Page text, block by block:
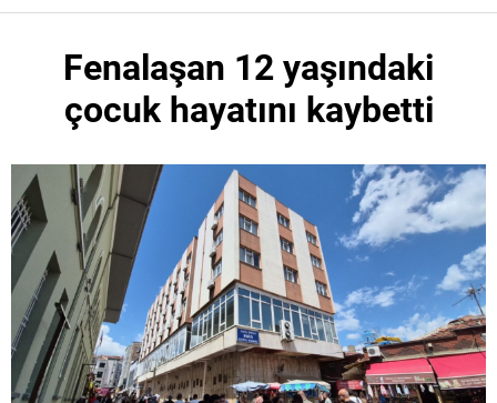
Fenalaşan 12 yaşındaki
çocuk hayatını kaybetti